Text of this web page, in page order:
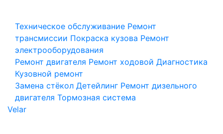
Техническое обслуживание Ремонт
трансмиссии Покраска кузова Ремонт
электрооборудования
Ремонт двигателя Ремонт ходовой Диагностика
Кузовной ремонт
Замена стёкол Детейлинг Ремонт дизельного
двигателя Тормозная система
Velar